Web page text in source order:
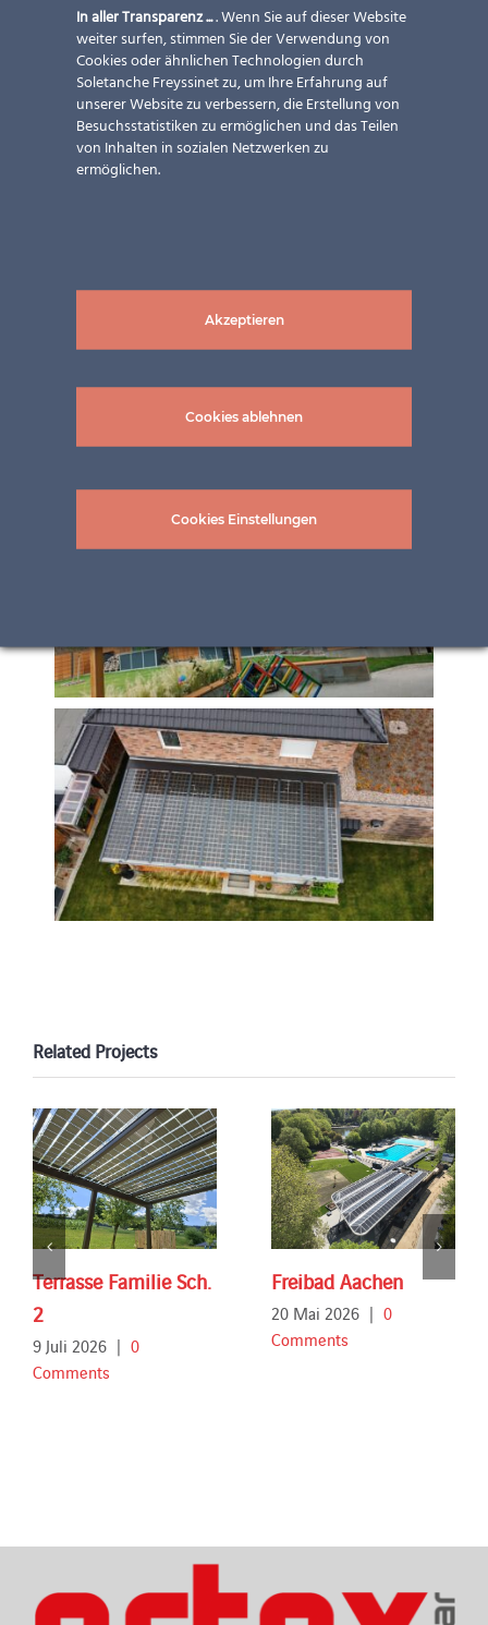
Related Projects
Terrasse Familie Sch.
2
9 Juli 2026 | 0
Comments
Freibad Aachen
20 Mai 2026 | 0
Comments
In aller Transparenz .... Wenn Sie auf dieser Website
weiter surfen, stimmen Sie der Verwendung von
Cookies oder ähnlichen Technologien durch
Soletanche Freyssinet zu, um Ihre Erfahrung auf
unserer Website zu verbessern, die Erstellung von
Besuchsstatistiken zu ermöglichen und das Teilen
von Inhalten in sozialen Netzwerken zu
ermöglichen.
Akzeptieren
Cookies ablehnen
Cookies Einstellungen